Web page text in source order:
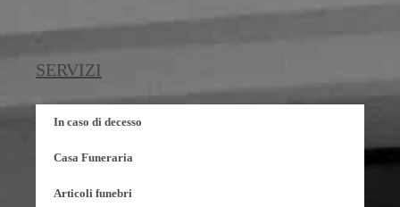
SERVIZI
In caso di decesso
Casa Funeraria
Articoli funebri